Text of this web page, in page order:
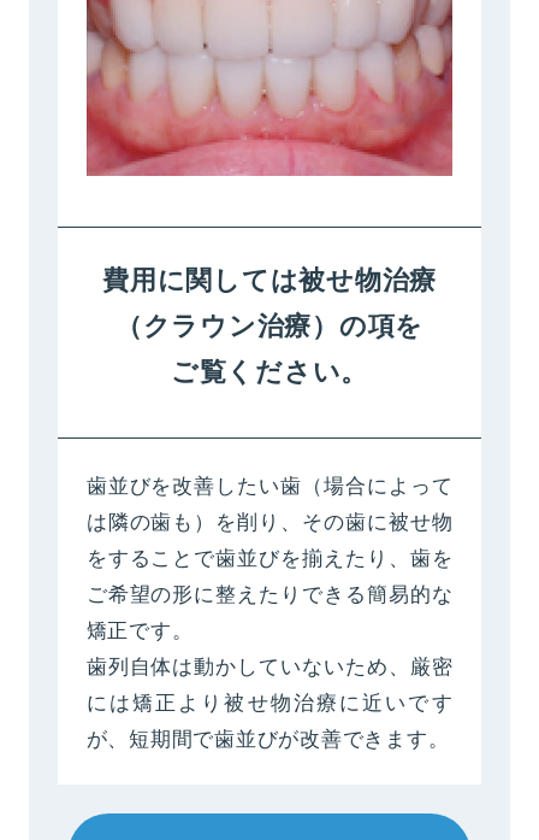
費用に関しては被せ物治療
（クラウン治療）の項を
ご覧ください。
歯並びを改善したい歯（場合によって
は隣の歯も）を削り、その歯に被せ物
をすることで歯並びを揃えたり、歯を
ご希望の形に整えたりできる簡易的な
矯正です。
歯列自体は動かしていないため、厳密
には矯正より被せ物治療に近いです
が、短期間で歯並びが改善できます。